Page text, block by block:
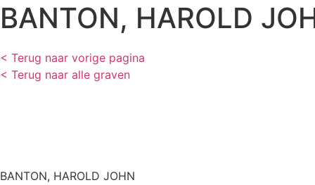
BANTON, HAROLD
< Terug naar vorige pagina
< Terug naar alle graven
BANTON, HAROLD JOHN